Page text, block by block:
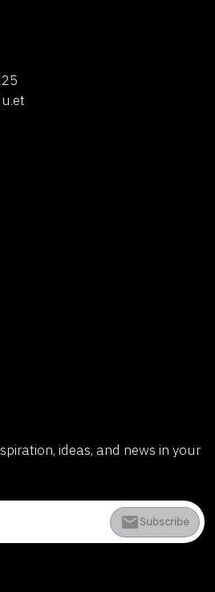
ideas, and news in your
Subscribe